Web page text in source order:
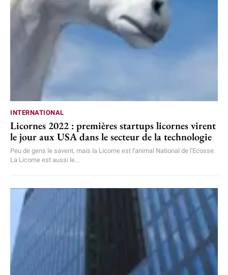
INTERNATIONAL
Licornes 2022 : premières startups licornes virent
le jour aux USA dans le secteur de la technologie
Peu de gens le savent, mais la Licorne est l'animal National de l'Ecosse.
La Licorne est aussi le...